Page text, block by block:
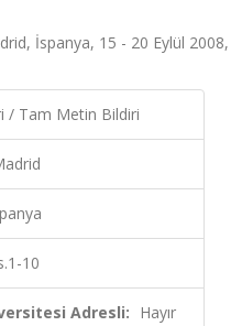
İspanya, 15 - 20 Eylül
/ Tam Metin Bildiri
10
Adresli: Hayır